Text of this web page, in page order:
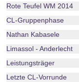
Rote Teufel WM 2014
CL-Gruppenphase
Nathan Kabasele
Limassol - Anderlecht
Leistungsträger
Letzte CL-Vorrunde